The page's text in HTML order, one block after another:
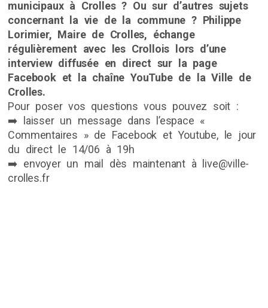
municipaux à Crolles ? Ou sur d’autres sujets
concernant la vie de la commune ? Philippe
Lorimier, Maire de Crolles, échange
régulièrement avec les Crollois lors d’une
interview diffusée en direct sur la page
Facebook et la chaîne YouTube de la Ville de
Crolles.
Pour poser vos questions vous pouvez soit :
➡️ laisser un message dans l’espace «
Commentaires » de Facebook et Youtube, le jour
du direct le 14/06 à 19h
➡️ envoyer un mail dès maintenant à live@ville-
crolles.fr